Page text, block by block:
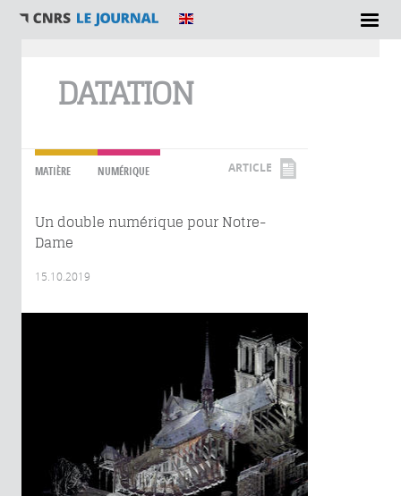
DATATION
MATIÈRE NUMÉRIQUE ARTICLE
Un double numérique pour Notre-
Dame
15.10.2019